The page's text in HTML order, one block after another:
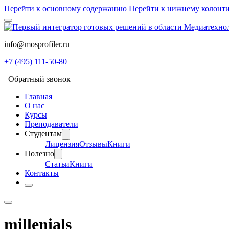
Перейти к основному содержанию Перейти к нижнему
info@mosprofiler.ru
+7 (495) 111-50-80
Обратный звонок
Главная
О нас
Курсы
Преподаватели
Студентам
ЛицензияОтзывыКниги
Полезно
СтатьиКниги
Контакты
millenials